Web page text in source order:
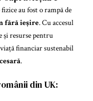
au fost o rampă de
fără ieșire. Cu accesul
și resurse pentru
financiar sustenabil
.
din UK: